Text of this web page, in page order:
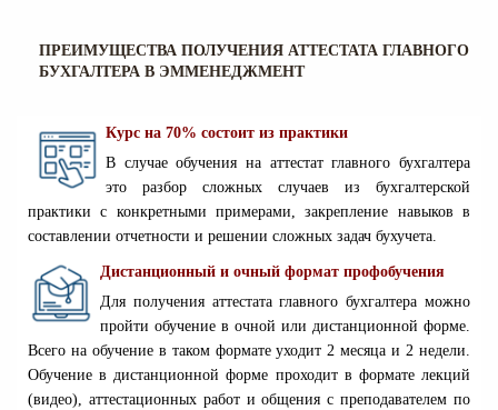
ПРЕИМУЩЕСТВА ПОЛУЧЕНИЯ АТТЕСТАТА ГЛАВНОГО
БУХГАЛТЕРА В ЭММЕНЕДЖМЕНТ
Курс на 70% состоит из практики
В случае обучения на аттестат главного бухгалтера
это разбор сложных случаев из бухгалтерской
практики с конкретными примерами, закрепление навыков в
составлении отчетности и решении сложных задач бухучета.
Дистанционный и очный формат профобучения
Для получения аттестата главного бухгалтера можно
пройти обучение в очной или дистанционной форме.
Всего на обучение в таком формате уходит 2 месяца и 2 недели.
Обучение в дистанционной форме проходит в формате лекций
(видео), аттестационных работ и общения с преподавателем по